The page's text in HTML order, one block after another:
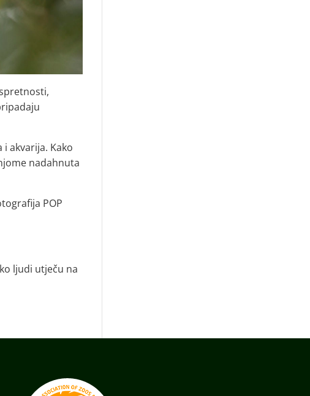
akvarija. Kako
nadahnuta
POP
ljudi utječu na